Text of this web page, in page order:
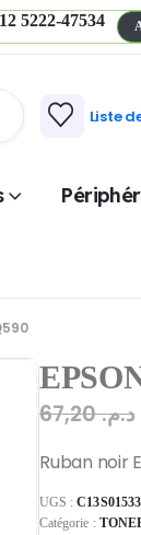
5222-47534
Liste
د.م.67,20
Ruban noir
UGS :
Catégorie :